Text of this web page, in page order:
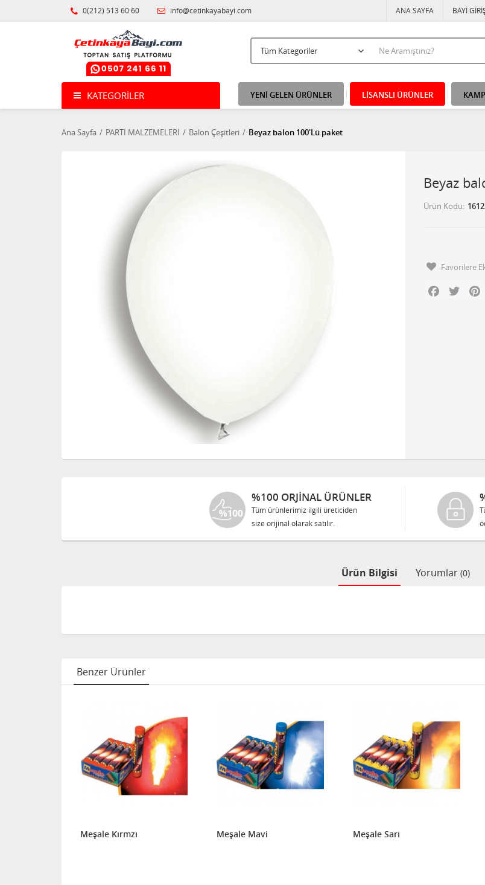
0(212) 513 60 60 info@cetinkayabayi.com ANA SAYFA BAYİ
KATEGORILER YENİ GELEN ÜRÜNLER LİSANSLI ÜRÜNLER
Ana Sayfa PARTİ MALZEMELERİ Balon Çeşitleri Beyaz balon 100'Lü paket
Beyaz
Ürün Kodu
Favorilere
Facebook
Twitter
%100 ORJINAL ÜRÜNLER
Tüm ürünlerimiz ilgili üreticiden
size orijinal olarak satılır.
Ürün Bilgisi Yorumlar (0)
Benzer Ürünler
Meşale Kırmzı Meşale Mavi Meşale Sarı